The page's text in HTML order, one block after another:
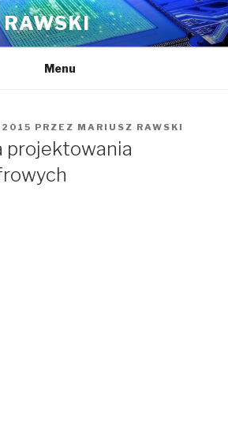
Menu
2015 PRZEZ MARIUSZ RAWSKI
projektowania